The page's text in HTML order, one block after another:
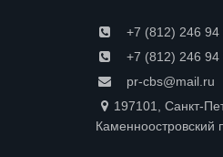
+7 (812) 246 94
+7 (812) 246 94
pr-cbs@mail.ru
197101, Санкт-
Каменноостровский